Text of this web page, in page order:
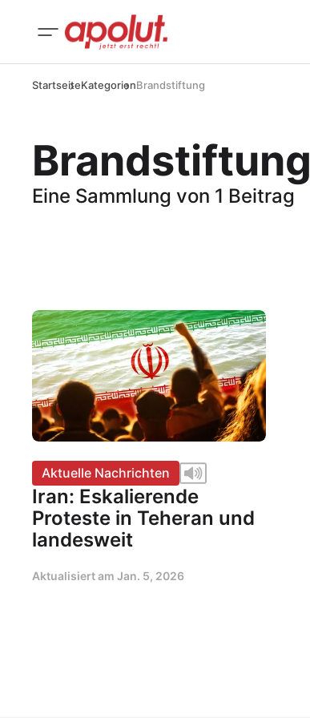
StartseiteKategorienBrandstiftung
Brandstiftung
Eine Sammlung von 1 Beitrag
Aktuelle Nachrichten
Iran: Eskalierende
Proteste in Teheran und
landesweit
Aktualisiert am Jan. 5, 2026